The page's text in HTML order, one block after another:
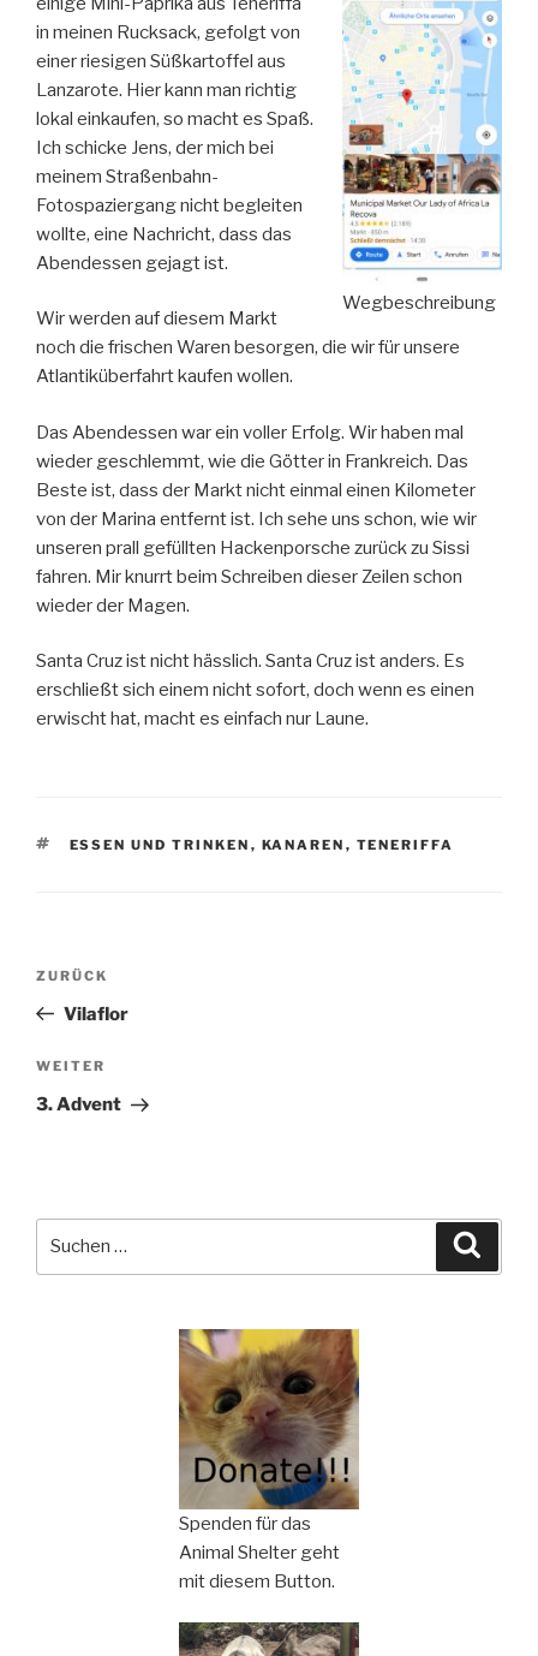
Wegbeschreibung
in meinen Rucksack, gefolgt von
einer riesigen Süßkartoffel aus
Lanzarote. Hier kann man richtig
lokal einkaufen, so macht es Spaß.
Ich schicke Jens, der mich bei
meinem Straßenbahn-
Fotospaziergang nicht begleiten
wollte, eine Nachricht, dass das
Abendessen gejagt ist.
Wir werden auf diesem Markt
noch die frischen Waren besorgen, die wir für unsere
Atlantiküberfahrt kaufen wollen.
Das Abendessen war ein voller Erfolg. Wir haben mal
wieder geschlemmt, wie die Götter in Frankreich. Das
Beste ist, dass der Markt nicht einmal einen Kilometer
von der Marina entfernt ist. Ich sehe uns schon, wie wir
unseren prall gefüllten Hackenporsche zurück zu Sissi
fahren. Mir knurrt beim Schreiben dieser Zeilen schon
wieder der Magen.
Santa Cruz ist nicht hässlich. Santa Cruz ist anders. Es
erschließt sich einem nicht sofort, doch wenn es einen
erwischt hat, macht es einfach nur Laune.
SCHLAGWÖRTER
ESSEN UND TRINKEN , KANAREN , TENERIFFA
Beitragsnavigation
Vorheriger
Beitrag
ZURÜCK
Vilaflor
Nächster
Beitrag
WEITER
3. Advent
Spenden für das
Animal Shelter geht
mit diesem Button.